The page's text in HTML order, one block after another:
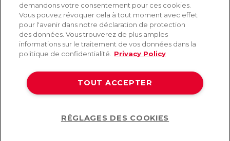
AIDE
Contact
Livraison et expédition
Foire aux questions
Protection des données
demandons votre consentement pour ces cookies.
Vous pouvez révoquer cela à tout moment avec effet
pour l'avenir dans notre déclaration de protection
des données. Vous trouverez de plus amples
informations sur le traitement de vos données dans la
politique de confidentialité.
Privacy Policy
TOUT ACCEPTER
RÉGLAGES DES COOKIES